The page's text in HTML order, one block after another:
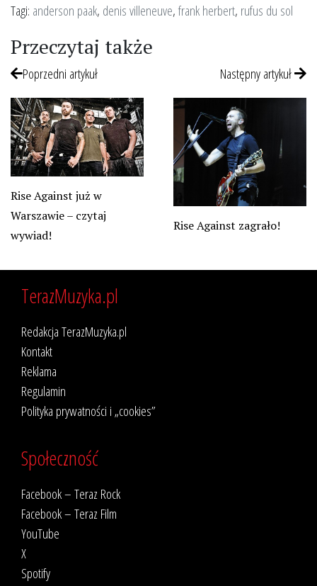
Tagi: anderson paak, denis villeneuve,frank herbert, rufus du sol
Przeczytaj także
Poprzedni artykuł
Rise Against już w
Warszawie – czytaj
wywiad!
Następny artykuł
Rise Against zagrało!
TerazMuzyka.pl
Redakcja TerazMuzyka.pl
Kontakt
Reklama
Regulamin
Polityka prywatności i „cookies”
Społeczność
Facebook – Teraz Rock
Facebook – Teraz Film
YouTube
X
Spotify